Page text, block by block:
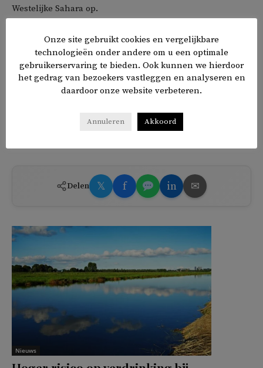
Westelijke Sahara op.
Van 1884 tot 1975 was de Westelijke Sahara een Spaanse
kolonie. Na de dood van de Spaanse dictator Franco werd
het gebied door de Marokkaanse koning Hassan II
ingelijfd. Een jaar later riep Polisario de onafhankelijkheid
Sindsdien heerste er een wapenstilstand,die tot vorige
Delen 𝕏 f in ✉
Nieuws
Onze site gebruikt cookies en vergelijkbare
technologieën onder andere om u een optimale
gebruikerservaring te bieden. Ook kunnen we hierdoor
het gedrag van bezoekers vastleggen en analyseren en
daardoor onze website verbeteren.
Annuleren Akkoord